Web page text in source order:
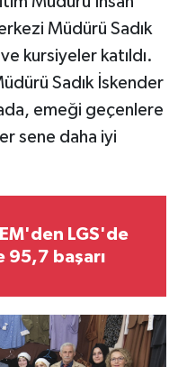
Müdürü Sadık
kursiyeler katıldı.
Sadık İskender
emeği geçenlere
sene daha iyi
LGS'de
95,7 başarı